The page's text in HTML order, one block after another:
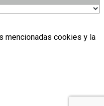
mencionadas cookies y la